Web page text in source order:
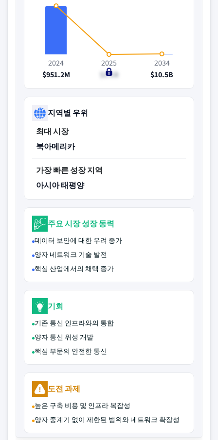
2024
$951.2M
2025
$1.1B
2034
$10.5B
지역별 우위
최대 시장
북아메리카
가장 빠른 성장 지역
아시아 태평양
주요 시장 성장 동력
데이터 보안에 대한 우려 증가
양자 네트워크 기술 발전
핵심 산업에서의 채택 증가
기회
기존 통신 인프라와의 통합
양자 통신 위성 개발
핵심 부문의 안전한 통신
도전 과제
높은 구축 비용 및 인프라 복잡성
양자 중계기 없이 제한된 범위와 네트워크 확장성